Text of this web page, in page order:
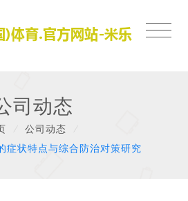
司动态
公司动态
症状特点与综合防治对策研究